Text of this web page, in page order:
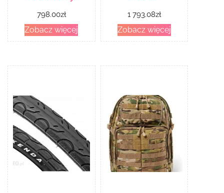
798.00zł
Zobacz więcej
1 793.08zł
Zobacz więcej